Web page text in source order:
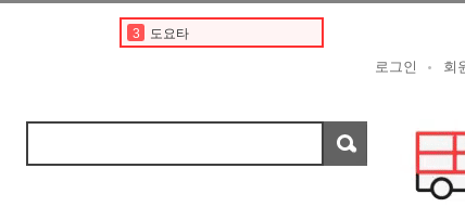
4 디즈니
7 포켓몬카드
로그인 회